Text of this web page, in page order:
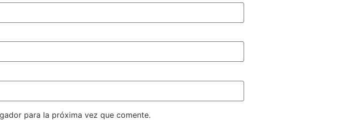
para la próxima vez que comente.